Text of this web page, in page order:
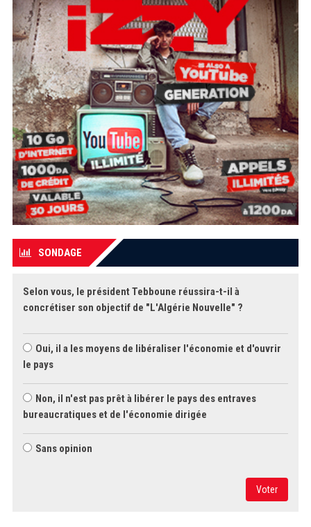
SONDAGE
Selon vous, le président Tebboune réussira-t-il à
concrétiser son objectif de "L'Algérie Nouvelle" ?
Oui, il a les moyens de libéraliser l'économie et d'ouvrir
le pays
Non, il n'est pas prêt à libérer le pays des entraves
bureaucratiques et de l'économie dirigée
Sans opinion
Voter